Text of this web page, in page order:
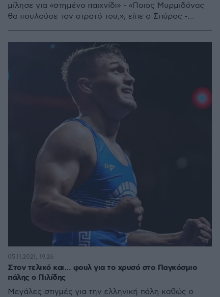
μίλησε για «στημένο παιχνίδι» - «Ποιος Μυρμιδόνας
θα πουλούσε τον στρατό του;», είπε ο Σπύρος -
Στον τελικό και... φουλ για το χρυσό στο Παγκόσμιο
πάλης ο Πιλίδης
Μεγάλες στιγμές για την ελληνική πάλη καθώς ο
05.11.2021, 19:26